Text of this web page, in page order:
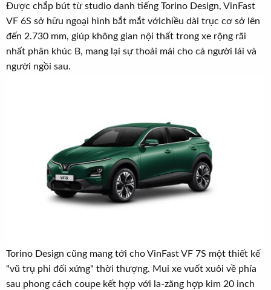
Được chắp bút từ studio danh tiếng Torino Design, VinFast
VF 6S sở hữu ngoại hình bắt mắt vớichiều dài trục cơ sở lên
đến 2.730 mm, giúp không gian nội thất trong xe rộng rãi
nhất phân khúc B, mang lại sự thoải mái cho cả người lái và
người ngồi sau.
Torino Design cũng mang tới cho VinFast VF 7S một thiết kế
"vũ trụ phi đối xứng" thời thượng. Mui xe vuốt xuôi về phía
sau phong cách coupe kết hợp với la-zăng hợp kim 20 inch